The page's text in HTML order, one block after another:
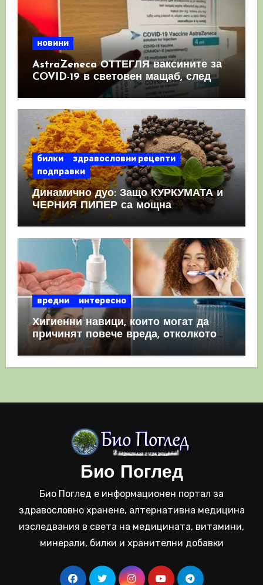
новини
AstraZeneca ОТТЕГЛЯ ваксините за
COVID-19 в световен мащаб, след
като призна, че те причиняват
билки
здравословни рецепти
подправки
Динамично дуо: Защо КУРКУМАТА и
ЧЕРНИЯ ПИПЕР са мощна
комбинация
вредни интересно
Хигиенни навици, които могат да
причинят повече вреда, отколкото
полза
Био Поглед
Био Поглед е информационен портал за
здравословно хранене, алтернативна медицина
изследвания в света на медицината, витамини,
минерали, билки и хранителни добавки